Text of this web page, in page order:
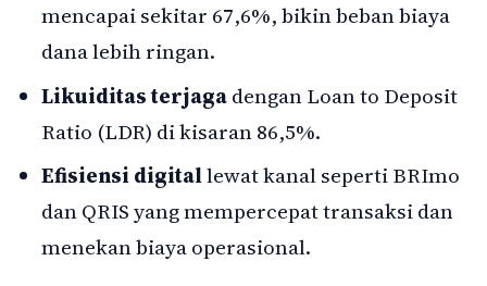
mencapai sekitar 67,6%, bikin beban biaya
dana lebih ringan.
Likuiditas terjagadengan Loan to Deposit
Ratio (LDR) di kisaran 86,5%.
Efisiensi digitallewat kanal seperti BRImo
dan QRIS yang mempercepat transaksi dan
menekan biaya operasional.